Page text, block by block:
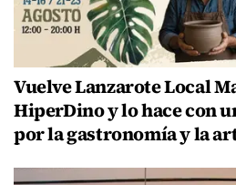
Vuelve Lanzarote Local
HiperDino y lo hace con
por la gastronomía y la